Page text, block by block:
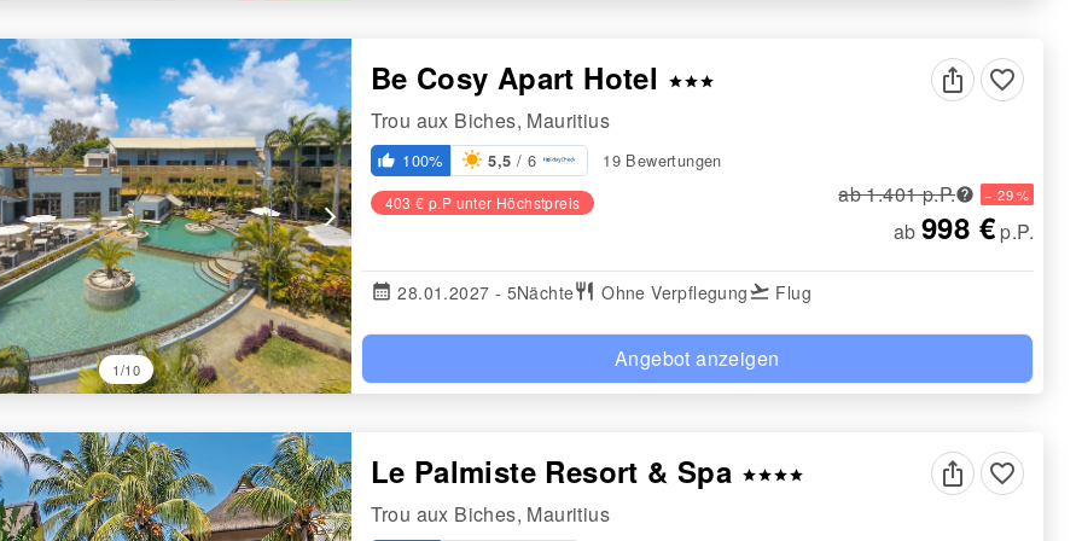
arrow_forward_ios
1/10
Be Cosy Apart Hotel starstarstar favorite_border
Trou aux Biches, Mauritius
thumb_up_alt 100% 5,5 / 6 19 Bewertungen
403 € p.P unter Höchstpreis ab 1.401 p.P. − 29 %
ab 998 € p.P.
calendar_month 28.01.2027 - 5Nächterestaurant Ohne Verpflegungflight_takeoff Flug
Angebot anzeigen
Le Palmiste Resort & Spa starstarstarstar favorite_border
Trou aux Biches, Mauritius